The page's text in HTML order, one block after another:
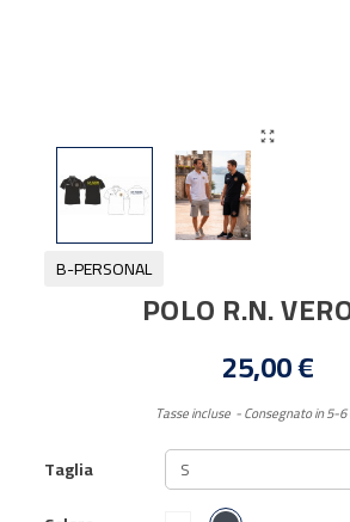

B-PERSONAL
POLO R.N.
25,00 €
Tasse incluse Consegnato in 5-6
Taglia